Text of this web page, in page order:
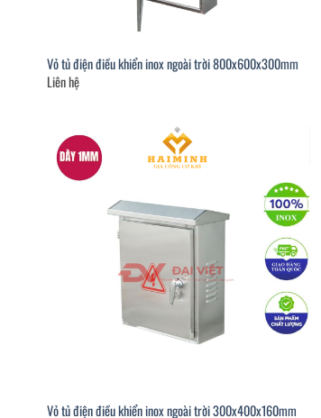
Vỏ tủ điện điều khiển inox ngoài trời 800x600x300mm
Liên hệ
Vỏ tủ điện điều khiển inox ngoài trời 300x400x160mm